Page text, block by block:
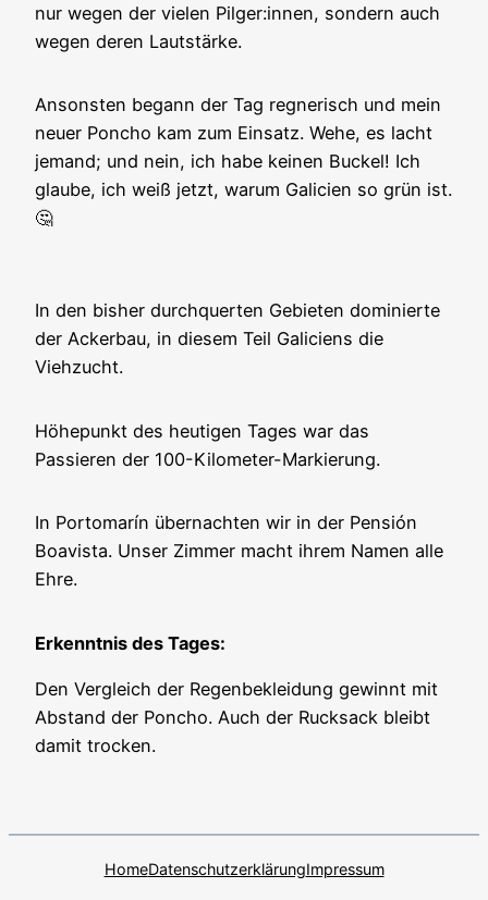
nur wegen der vielen Pilger:innen, sondern auch
wegen deren Lautstärke.
Ansonsten begann der Tag regnerisch und mein
neuer Poncho kam zum Einsatz. Wehe, es lacht
jemand; und nein, ich habe keinen Buckel! Ich
glaube, ich weiß jetzt, warum Galicien so grün ist.
🤔
In den bisher durchquerten Gebieten dominierte
der Ackerbau, in diesem Teil Galiciens die
Viehzucht.
Höhepunkt des heutigen Tages war das
Passieren der 100-Kilometer-Markierung.
In Portomarín übernachten wir in der Pensión
Boavista. Unser Zimmer macht ihrem Namen alle
Ehre.
Erkenntnis des Tages:
Den Vergleich der Regenbekleidung gewinnt mit
Abstand der Poncho. Auch der Rucksack bleibt
damit trocken.
HomeDatenschutzerklärungImpressum